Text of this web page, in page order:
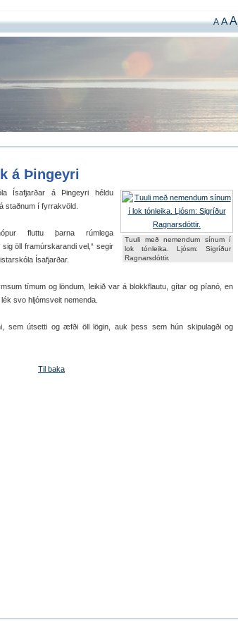
A AA
á Þingeyri
Tuuli með nemendum sínum í
lok tónleika. Ljósm: Sigríður
Ragnarsdóttir.
Ísafjarðar á Þingeyri héldu
staðnum í fyrrakvöld.
fluttu þarna rúmlega
öll framúrskarandi vel,“ segir
Ísafjarðar.
tímum og löndum, leikið var á blokkflautu, gítar og píanó, en
svo hljómsveit nemenda.
sem útsetti og æfði öll lögin, auk þess sem hún skipulagði og
Til baka